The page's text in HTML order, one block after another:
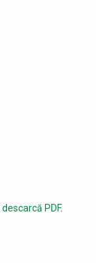
descarcă PDF.